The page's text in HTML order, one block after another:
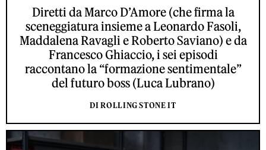
Diretti da Marco D’Amore (che firma la
sceneggiatura insieme a Leonardo Fasoli,
Maddalena Ravagli e Roberto Saviano) e da
Francesco Ghiaccio, i sei episodi
raccontano la “formazione sentimentale”
del futuro boss (Luca Lubrano)
DI ROLLING STONE IT